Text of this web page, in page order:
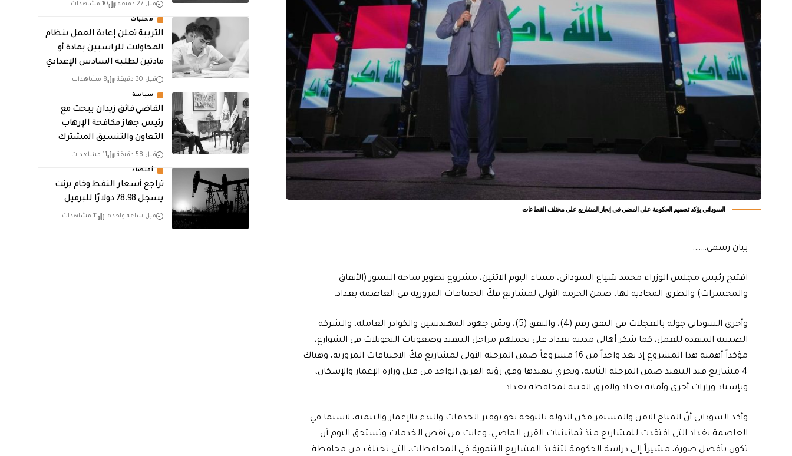
السوداني يؤكد تصميم الحكومة على المضي في إنجاز المشاريع على مختلف القطاعات
بيان رسمي…….
افتتح رئيس مجلس الوزراء محمد شياع السوداني، مساء اليوم الاثنين، مشروع تطوير ساحة النسور (الأنفاق
والمجسرات) والطرق المحاذية لها، ضمن الحزمة الأولى لمشاريع فكّ الاختناقات المرورية في العاصمة بغداد.
وأجرى السوداني جولة بالعجلات في النفق رقم (4)، والنفق (5)، وثمّن جهود المهندسين والكوادر العاملة، والشركة
الصينية المنفذة للعمل، كما شكر أهالي مدينة بغداد على تحملهم مراحل التنفيذ وصعوبات التحويلات في الشوارع،
مؤكداً أهمية هذا المشروع إذ يعد واحداً من 16 مشروعاً ضمن المرحلة الأولى لمشاريع فكّ الاختناقات المرورية، وهناك
4 مشاريع قيد التنفيذ ضمن المرحلة الثانية، ويجري تنفيذها وفق رؤية الفريق الواحد من قبل وزارة الإعمار والإسكان،
وبإسناد وزارات أخرى وأمانة بغداد والفرق الفنية لمحافظة بغداد.
وأكد السوداني أنّ المناخ الآمن والمستقر مكن الدولة بالتوجه نحو توفير الخدمات والبدء بالإعمار والتنمية، لاسيما في
العاصمة بغداد التي افتقدت للمشاريع منذ ثمانينيات القرن الماضي، وعانت من نقص الخدمات وتستحق اليوم أن
تكون بأفضل صورة، مشيراً إلى دراسة الحكومة لتنفيذ المشاريع التنموية في المحافظات، التي تختلف من محافظة
قبل 27 دقيقة 10 مشاهدات
محليات
التربية تعلن إعادة العمل بنظام
المحاولات للراسبين بمادة أو
مادتين لطلبة السادس الإعدادي
قبل 30 دقيقة 8 مشاهدات
سياسة
القاضي فائق زيدان يبحث مع
رئيس جهاز مكافحة الإرهاب
التعاون والتنسيق المشترك
قبل 58 دقيقة 11 مشاهدات
أقتصاد
تراجع أسعار النفط وخام برنت
يسجل 78.98 دولارًا للبرميل
قبل ساعة واحدة 11 مشاهدات